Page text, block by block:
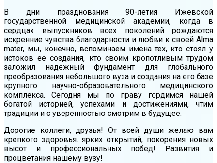
В дни празднования 90-летия Ижевской
государственной медицинской академии, когда в
сердцах выпускников всех поколений рождаются
искренние чувства благодарности и любви к своей Alma
mater, мы, конечно, вспоминаем имена тех, кто стоял у
истоков ее создания, кто своим кропотливым трудом
заложил надежный фундамент для глобального
преобразования небольшого вуза и создания на его базе
крупного научно-образовательного медицинского
комплекса. Сегодня мы по праву гордимся нашей
богатой историей, успехами и достижениями, чтим
традиции и с уверенностью смотрим в будущее.
Дорогие коллеги, друзья! От всей души желаю вам
крепкого здоровья, ярких открытий, покорения новых
высот и профессиональных побед! Развития и
процветания нашему вузу!